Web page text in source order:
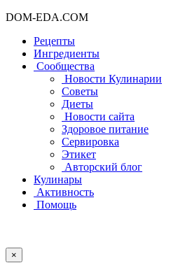
DOM-EDA.COM
Рецепты
Ингредиенты
Сообщества
Новости Кулинарии
Советы
Диеты
Новости сайта
Здоровое питание
Сервировка
Этикет
Авторский блог
Кулинары
Активность
Помощь
×